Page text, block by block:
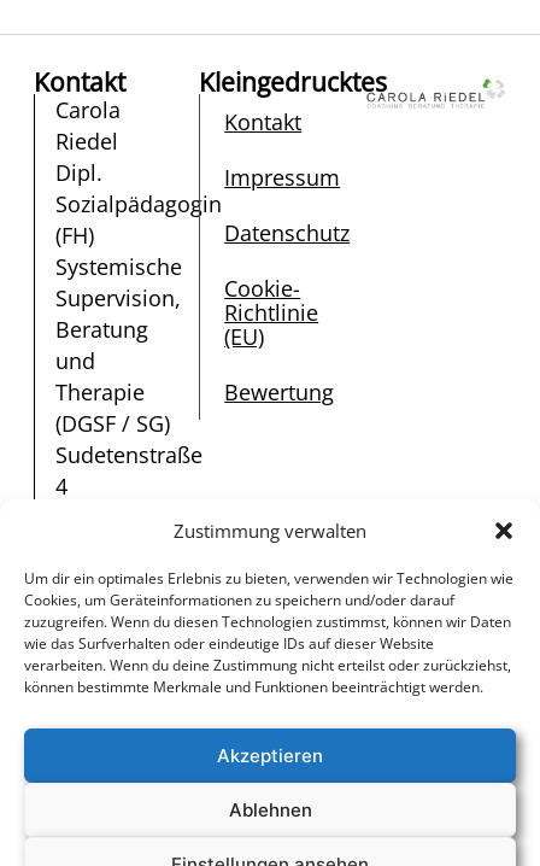
Zustimmung verwalten
Um dir ein optimales Erlebnis zu bieten, verwenden wir Technologien wie
Cookies, um Geräteinformationen zu speichern und/oder darauf
zuzugreifen. Wenn du diesen Technologien zustimmst, können wir Daten
wie das Surfverhalten oder eindeutige IDs auf dieser Website
verarbeiten. Wenn du deine Zustimmung nicht erteilst oder zurückziehst,
können bestimmte Merkmale und Funktionen beeinträchtigt werden.
Akzeptieren
Ablehnen
Kontakt
Carola
Riedel
Dipl.
Sozialpädagogin
(FH)
Systemische
Supervision,
Beratung
und
Therapie
(DGSF / SG)
Sudetenstraße
4
Tel.:0157 /
856 925 12
E-
Mail:coaching@therapie-
Kleingedrucktes
Kontakt
Impressum
Datenschutz
Cookie-
Richtlinie
(EU)
Bewertung
© 2025 Carola Riedel –
Coaching Beratung
Digitalagentur